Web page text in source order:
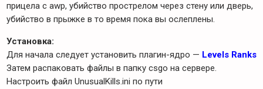
прицела с awp, убийство прострелом через стену или дверь,
убийство в прыжке в то время пока вы ослеплены.
Установка:
Для начала следует установить плагин-ядро — Levels Ranks
Затем распаковать файлы в папку csgo на сервере.
Настроить файл UnusualKills.ini по пути